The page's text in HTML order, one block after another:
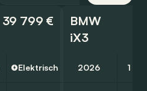
39 799 €
Elektrisch
BMW
iX3
2026 1